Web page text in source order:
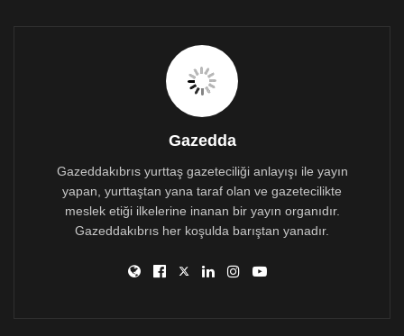
Gazedda
Gazeddakıbrıs yurttaş gazeteciliği anlayışı ile yayın
yapan, yurttaştan yana taraf olan ve gazetecilikte
meslek etiği ilkelerine inanan bir yayın organıdır.
Gazeddakıbrıs her koşulda barıştan yanadır.